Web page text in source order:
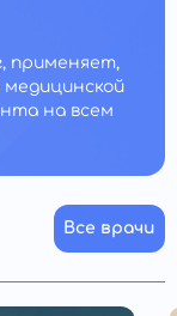
применяет,
на всем
Все врачи